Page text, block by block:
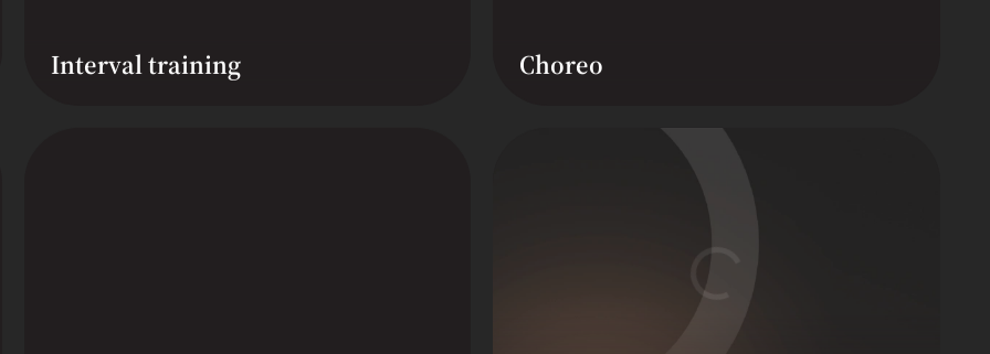
Interval training Choreo